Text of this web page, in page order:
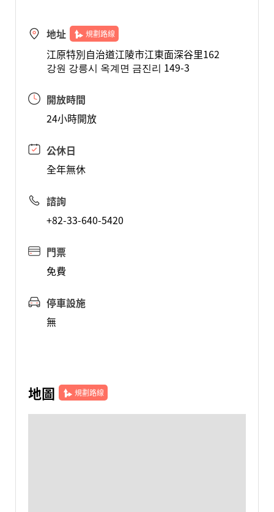
地址 規劃路線
江原特別自治道江陵市江東面深谷里162
강원 강릉시 옥계면 금진리 149-3
開放時間
24小時開放
公休日
全年無休
諮詢
+82-33-640-5420
門票
免費
停車設施
無
地圖 規劃路線